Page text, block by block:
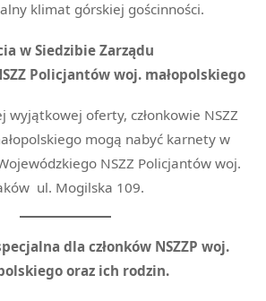
klimat górskiej gościnności.
w Siedzibie Zarządu
Policjantów woj. małopolskiego
wyjątkowej oferty, członkowie NSZZ
mogą nabyć karnety w
NSZZ Policjantów woj.
ul. Mogilska 109.
dla członków NSZZP woj.
oraz ich rodzin.